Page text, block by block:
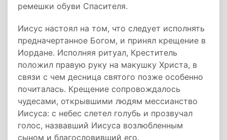
ремешки обуви Спасителя.
Иисус настоял на том, что следует исполнять
предначертанное Богом, и принял крещение в
Иордане. Исполняя ритуал, Креститель
положил правую руку на макушку Христа, в
связи с чем десница святого позже особенно
почиталась. Крещение сопровождалось
чудесами, открывшими людям мессианство
Иисуса: с небес слетел голубь и прозвучал
голос, назвавший Иисуса возлюбленным
сыном и благословивший его.